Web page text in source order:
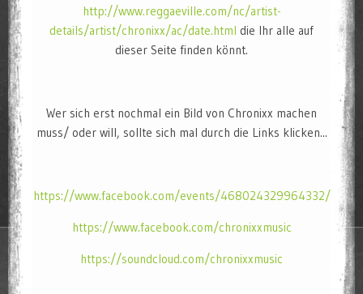
http://www.reggaeville.com/nc/artist-
details/artist/chronixx/ac/date.html die Ihr alle auf
dieser Seite finden könnt.
Wer sich erst nochmal ein Bild von Chronixx machen
muss/ oder will, sollte sich mal durch die Links klicken...
https://www.facebook.com/events/468024329964332/
https://www.facebook.com/chronixxmusic
https://soundcloud.com/chronixxmusic